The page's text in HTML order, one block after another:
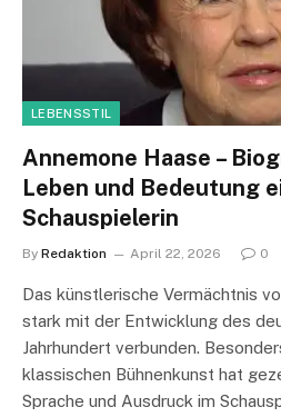
LEBENSSTIL
Annemone Haase –
Leben und Bedeutung
Schauspielerin
By Redaktion April 22, 2026 0
Das künstlerische Vermächtnis
stark mit der Entwicklung des
Jahrhundert verbunden.
klassischen Bühnenkunst hat
Sprache und Ausdruck im